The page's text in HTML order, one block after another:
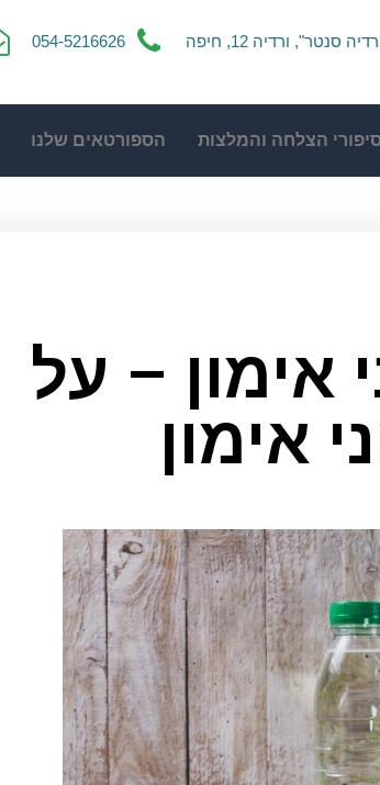
סנטר", ורדיה 12, חיפה 054-5216626
הצלחה והמלצות הספורטאים שלנו
אימון – על
אימון